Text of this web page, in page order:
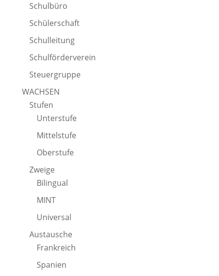
Schulbüro
Schülerschaft
Schulleitung
Schulförderverein
Steuergruppe
WACHSEN
Stufen
Unterstufe
Mittelstufe
Oberstufe
Zweige
Bilingual
MINT
Universal
Austausche
Frankreich
Spanien